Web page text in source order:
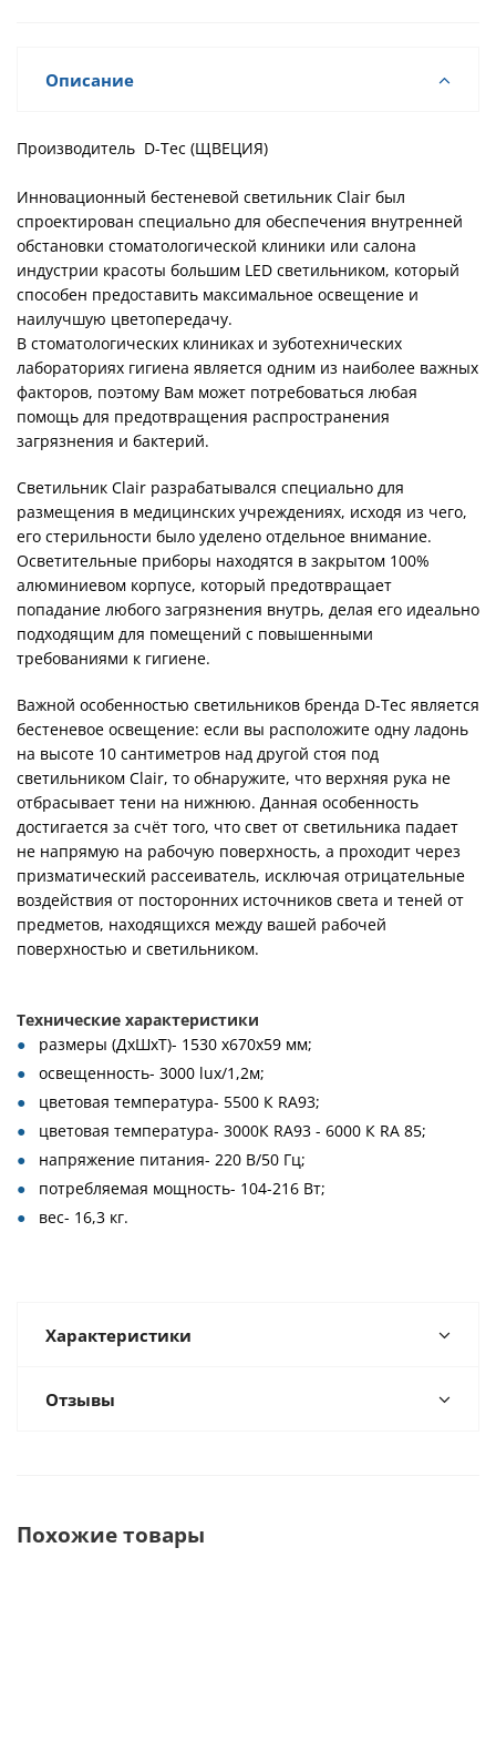
Описание
Производитель D-Tec (ЩВЕЦИЯ)
Инновационный бестеневой светильник Clair был
спроектирован специально для обеспечения внутренней
обстановки стоматологической клиники или салона
индустрии красоты большим LED светильником, который
способен предоставить максимальное освещение и
наилучшую цветопередачу.
В стоматологических клиниках и зуботехнических
лабораториях гигиена является одним из наиболее важных
факторов, поэтому Вам может потребоваться любая
помощь для предотвращения распространения
загрязнения и бактерий.
Светильник Clair разрабатывался специально для
размещения в медицинских учреждениях, исходя из чего,
его стерильности было уделено отдельное внимание.
Осветительные приборы находятся в закрытом 100%
алюминиевом корпусе, который предотвращает
попадание любого загрязнения внутрь, делая его идеально
подходящим для помещений с повышенными
требованиями к гигиене.
Важной особенностью светильников бренда D-Tec является
бестеневое освещение: если вы расположите одну ладонь
на высоте 10 сантиметров над другой стоя под
светильником Clair, то обнаружите, что верхняя рука не
отбрасывает тени на нижнюю. Данная особенность
достигается за счёт того, что свет от светильника падает
не напрямую на рабочую поверхность, а проходит через
призматический рассеиватель, исключая отрицательные
воздействия от посторонних источников света и теней от
предметов, находящихся между вашей рабочей
поверхностью и светильником.
Технические характеристики
pазмеры (ДхШхТ)- 1530 x670х59 мм;
освещенность- 3000 lux/1,2м;
цветовая температура- 5500 К RA93;
цветовая температура- 3000К RA93 - 6000 К RA 85;
напряжение питания- 220 В/50 Гц;
потребляемая мощность- 104-216 Вт;
вес- 16,3 кг.
Характеристики
Отзывы
Похожие товары